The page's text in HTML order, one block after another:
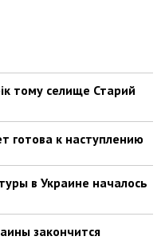
тому селище Старий
готова к наступлению
в Украине началось
закончится